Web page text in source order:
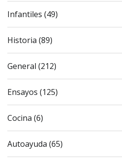
Infantiles (49)
Historia (89)
General (212)
Ensayos (125)
Cocina (6)
Autoayuda (65)